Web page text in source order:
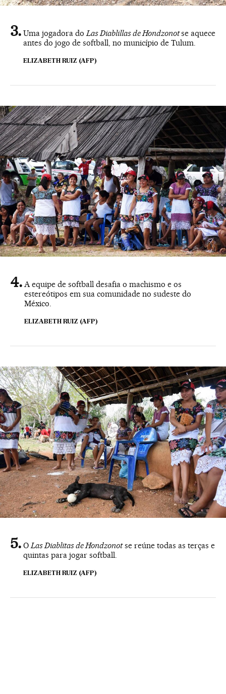
Uma jogadora do Las Diablillas de Hondzonotse aquece
antes do jogo de softball, no município de Tulum.
ELIZABETH RUIZ (AFP)
A equipe de softball desafia o machismo e os
estereótipos em sua comunidade no sudeste do
México.
ELIZABETH RUIZ (AFP)
OLas Diablitas de Hondzonotse reúne todas as terças e
quintas para jogar softball.
ELIZABETH RUIZ (AFP)